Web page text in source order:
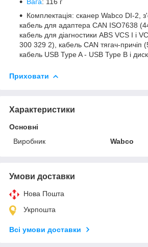
Комплектація: сканер Wabco DI-2,
кабель для адаптера CAN ISO7638
кабель для діагностики ABS VCS I і
300 329 2), кабель CAN тягач-причіп
кабель USB Type A - USB Type B і
Приховати
Характеристики
Основні
Виробник
Wabco
Умови доставки
Нова Пошта
Укрпошта
Всі умови доставки